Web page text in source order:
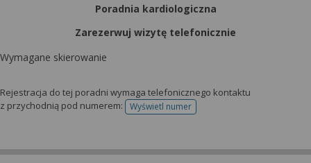
Poradnia kardiologiczna
Zarezerwuj wizytę telefonicznie
Wymagane skierowanie
Rejestracja do tej poradni wymaga telefonicznego kontaktu
z przychodnią pod numerem:
Wyświetl numertelefonu do rejestracji